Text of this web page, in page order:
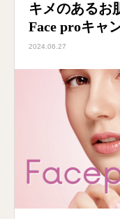
キメのあるお
Face proキャ
2024.06.27